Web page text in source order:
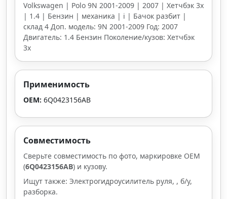
Volkswagen | Polo 9N 2001-2009 | 2007 | Хетчбэк 3х
| 1.4 | Бензин | механика | i | Бачок разбит |
склад 4 Доп. модель: 9N 2001-2009 Год: 2007
Двигатель: 1.4 Бензин Поколение/кузов: Хетчбэк
3х
Применимость
OEM: 6Q0423156AB
Совместимость
Сверьте совместимость по фото, маркировке OEM
(6Q0423156AB) и кузову.
Ищут также: Электрогидроусилитель руля, , б/у,
разборка.